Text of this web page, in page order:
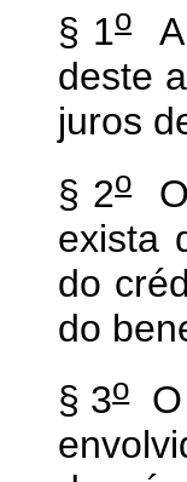
§ 1oA
deste
juros
§ 2oO
exista
do
do
§ 3oO